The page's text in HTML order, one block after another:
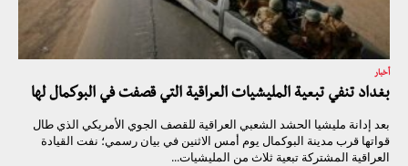
أخبار
بغداد تنفي تبعية المليشيات العراقية التي قصفت في البوكمال لها
بعد إدانة مليشيا الحشد الشعبي العراقية للقصف الجوي الأمريكي الذي طال
قواتها قرب مدينة البوكمال يوم أمس الاثنين في بيان رسمي؛ نفت القيادة
العراقية المشتركة تبعية ثلاث من المليشيات...